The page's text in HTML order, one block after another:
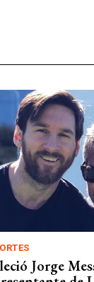
Jorge